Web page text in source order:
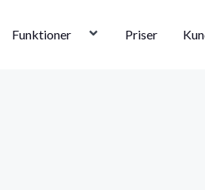
Funktioner Priser